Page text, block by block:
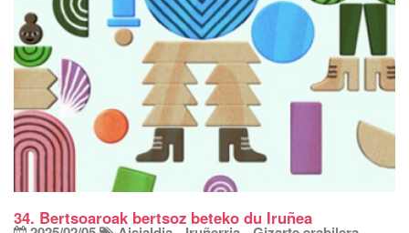
34. Bertsoaroak bertsoz beteko du Iruñea